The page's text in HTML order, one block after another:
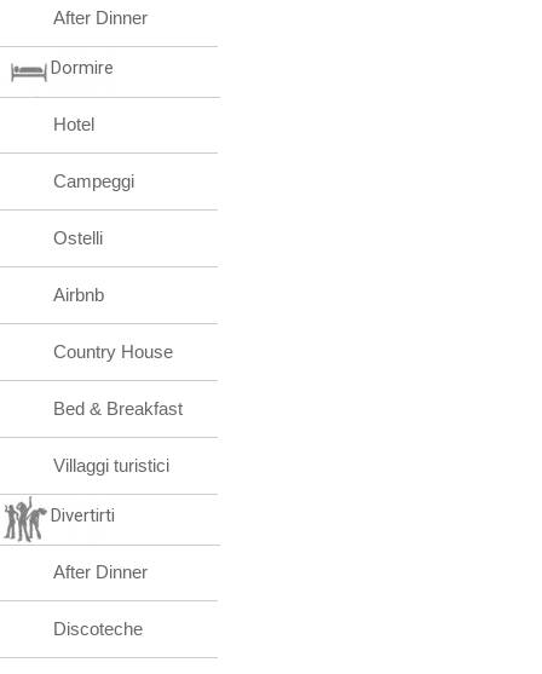
After Dinner
Dormire
Hotel
Campeggi
Ostelli
Airbnb
Country House
Bed & Breakfast
Villaggi turistici
Divertirti
After Dinner
Discoteche